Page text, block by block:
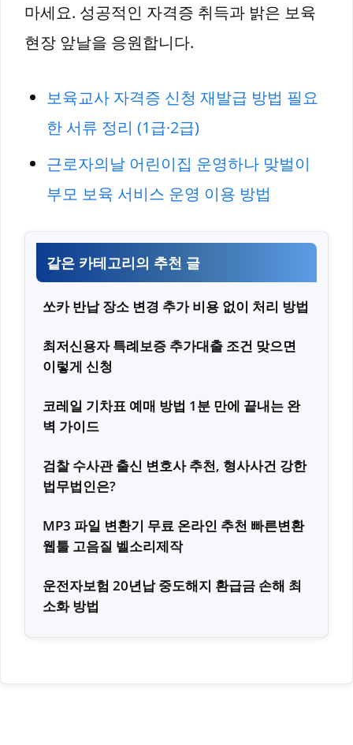
마세요. 성공적인 자격증 취득과 밝은 보육
현장 앞날을 응원합니다.
보육교사 자격증 신청 재발급 방법 필요
한 서류 정리 (1급·2급)
근로자의날 어린이집 운영하나 맞벌이
부모 보육 서비스 운영 이용 방법
같은 카테고리의 추천 글
쏘카 반납 장소 변경 추가 비용 없이 처리 방법
최저신용자 특례보증 추가대출 조건 맞으면
이렇게 신청
코레일 기차표 예매 방법 1분 만에 끝내는 완
벽 가이드
검찰 수사관 출신 변호사 추천, 형사사건 강한
법무법인은?
MP3 파일 변환기 무료 온라인 추천 빠른변환
웹툴 고음질 벨소리제작
운전자보험 20년납 중도해지 환급금 손해 최
소화 방법